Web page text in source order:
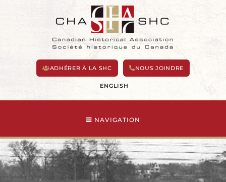
ADHÉRER À LA SHC NOUS JOINDRE
ENGLISH
NAVIGATION